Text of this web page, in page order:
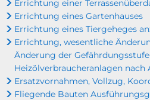
Errichtung einer
Errichtung eines Gartenhauses
Errichtung eines Tiergeheges
Errichtung, wesentliche
Änderung der
Heizölverbraucheranlagen nach
Ersatzvornahmen, Vollzug,
Fliegende Bauten